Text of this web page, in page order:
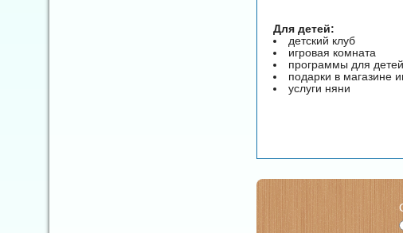
Для детей:
детский клуб
игровая комната
программы для
подарки в магазине
услуги няни